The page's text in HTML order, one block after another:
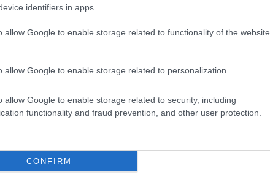
identifiers in apps.
allow Google to enable storage related to functionality of the website
allow Google to enable storage related to personalization.
allow Google to enable storage related to security, including
functionality and fraud prevention, and other user protection.
CONFIRM
και στον πόλεμο στην Ουκρανία,
στοίχησε τους 700.000 συνδρομητές
που προηγήθηκε τον Ιανουάριο, είχε ως
συνδρομητές.
το
κάπως την κατάσταση και να
συνδρομητών. Των ανακοινώσεων,
εταιρείας η οποία έπεσε στα «τάρταρα»
της Wall Street .